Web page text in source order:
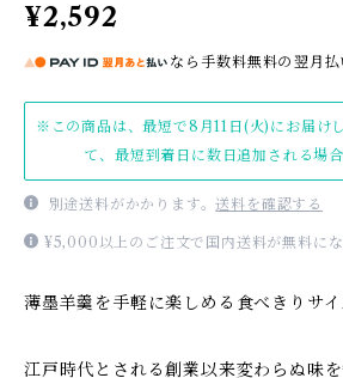
¥2,592
なら 手数料無料の 翌月
※この商品は、最短で8月11日(火)にお届け
て、最短到着日に数日追加される場
別途送料がかかります。送料を確認する
¥5,000以上のご注文で国内送料が無料にな
薄墨羊羹を手軽に楽しめる食べきりサ
江戸時代とされる創業以来変わらぬ味